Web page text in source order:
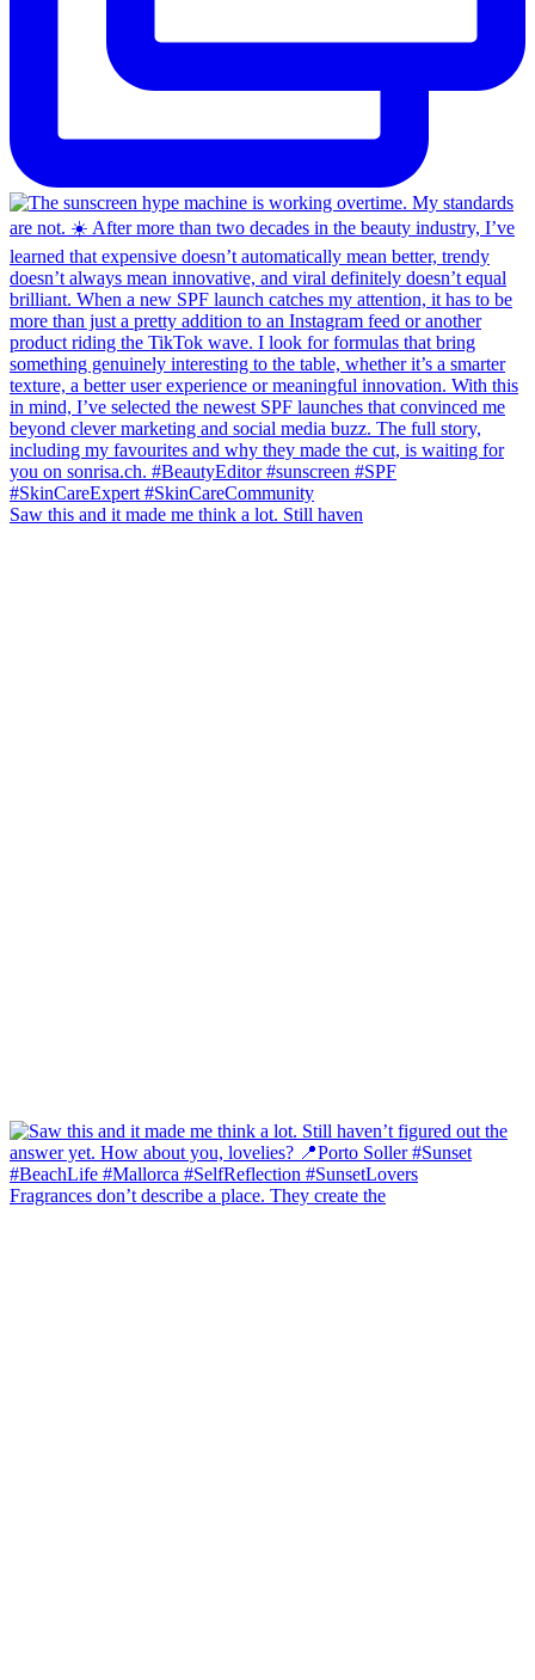
Saw this and it made me think a lot. Still haven
Fragrances don’t describe a place. They create the